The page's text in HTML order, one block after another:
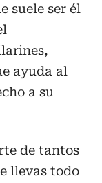
suele ser él
ayuda al
a su
de tantos
llevas todo